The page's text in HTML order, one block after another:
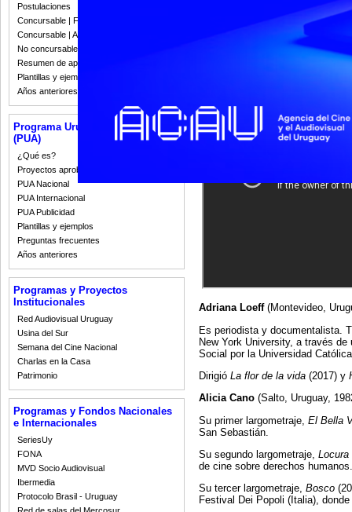
Postulaciones
Concursable | Fallos 2023
Concursable | Actas y Resoluciones
No concursable | Actas y Resoluciones
Resumen de apoyos 2008-2022
Plantillas y ejemplos
Años anteriores
Programa Uruguay Audiovisual
(PUA)
¿Qué es?
Proyectos aprobados
PUA Nacional
PUA Internacional
PUA Publicidad
Plantillas y ejemplos
Preguntas frecuentes
Años anteriores
Programas y Proyectos
Institucionales
Red Audiovisual Uruguay
Usina del Sur
Semana del Cine Nacional
Charlas en la Casa
Patrimonio
Programas y Fondos Nacionales
e Internacionales
SeriesUy
FONA
MVD Socio Audiovisual
Ibermedia
Protocolo Brasil - Uruguay
qué les emociona y qué valoran
mundo audiovisual, de cómo
Presentamos el segundo de
Adriana Loeff(Montevideo,
Es periodista y documentalista.
New York University, a través
Social por la Universidad
Dirigió La flor de la vida (2017) y
Alicia Cano (Salto, Uruguay,
Su primer largometraje, El Bella
San Sebastián.
Su segundo largometraje, Locura
de cine sobre derechos
Su tercer largometraje, Bosco
Festival Dei Popoli (Italia),